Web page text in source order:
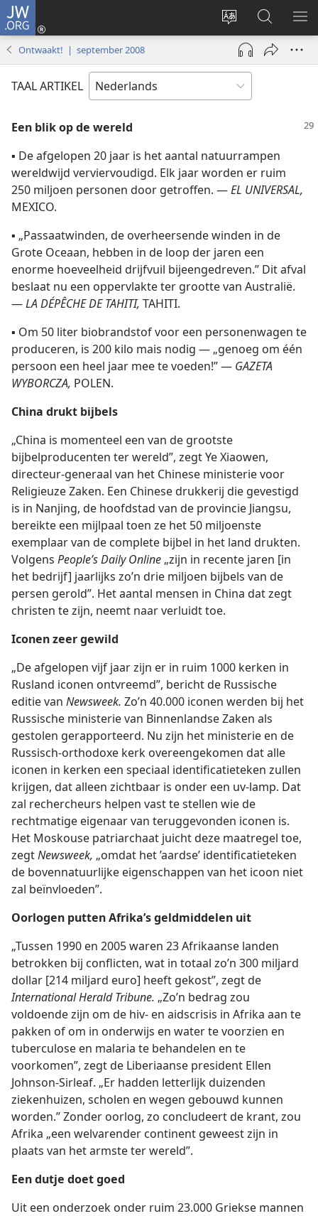
JW.ORG
Taal
site
wijzigen
Inloggen
(opent
nieuw
venster)
Zoeken
op
JW.ORG
Ontwaakt! | september 2008
TAAL ARTIKEL
Een blik op de wereld
▪ De afgelopen 20 jaar is het aantal natuurrampen
wereldwijd verviervoudigd. Elk jaar worden er ruim
250 miljoen personen door getroffen. —EL UNIVERSAL,
MEXICO.
▪ „Passaatwinden, de overheersende winden in de
Grote Oceaan, hebben in de loop der jaren een
enorme hoeveelheid drijfvuil bijeengedreven.” Dit afval
beslaat nu een oppervlakte ter grootte van Australië.
—LA DÉPÊCHE DE TAHITI, TAHITI.
▪ Om 50 liter biobrandstof voor een personenwagen te
produceren, is 200 kilo mais nodig — „genoeg om één
persoon een heel jaar mee te voeden!” — GAZETA
WYBORCZA, POLEN.
China drukt bijbels
„China is momenteel een van de grootste
bijbelproducenten ter wereld”, zegt Ye Xiaowen,
directeur-generaal van het Chinese ministerie voor
Religieuze Zaken. Een Chinese drukkerij die gevestigd
is in Nanjing, de hoofdstad van de provincie Jiangsu,
bereikte een mijlpaal toen ze het 50 miljoenste
exemplaar van de complete bijbel in het land drukten.
Volgens People’s Daily Online „zijn in recente jaren [in
het bedrijf] jaarlijks zo’n drie miljoen bijbels van de
persen gerold”. Het aantal mensen in China dat zegt
christen te zijn, neemt naar verluidt toe.
Iconen zeer gewild
„De afgelopen vijf jaar zijn er in ruim 1000 kerken in
Rusland iconen ontvreemd”, bericht de Russische
editie van Newsweek. Zo’n 40.000 iconen werden bij het
Russische ministerie van Binnenlandse Zaken als
gestolen gerapporteerd. Nu zijn het ministerie en de
Russisch-orthodoxe kerk overeengekomen dat alle
iconen in kerken een speciaal identificatieteken zullen
krijgen, dat alleen zichtbaar is onder een uv-lamp. Dat
zal rechercheurs helpen vast te stellen wie de
rechtmatige eigenaar van teruggevonden iconen is.
Het Moskouse patriarchaat juicht deze maatregel toe,
zegtNewsweek, „omdat het ’aardse’ identificatieteken
de bovennatuurlijke eigenschappen van het icoon niet
zal beïnvloeden”.
Oorlogen putten Afrika’s geldmiddelen uit
„Tussen 1990 en 2005 waren 23 Afrikaanse landen
betrokken bij conflicten, wat in totaal zo’n 300 miljard
dollar [214 miljard euro] heeft gekost”, zegt de
International Herald Tribune. „Zo’n bedrag zou
voldoende zijn om de hiv- en aidscrisis in Afrika aan te
pakken of om in onderwijs en water te voorzien en
tuberculose en malaria te behandelen en te
voorkomen”, zegt de Liberiaanse president Ellen
Johnson-Sirleaf. „Er hadden letterlijk duizenden
ziekenhuizen, scholen en wegen gebouwd kunnen
worden.” Zonder oorlog, zo concludeert de krant, zou
Afrika „een welvarender continent geweest zijn in
plaats van het armste ter wereld”.
Een dutje doet goed
Uit een onderzoek onder ruim 23.000 Griekse mannen